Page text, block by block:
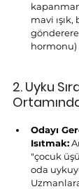
mavi
hormonu)
2. Uyku
Odayı
Isıtmak:
"çocuk
oda